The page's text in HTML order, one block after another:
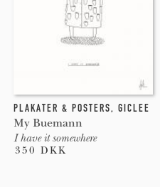
PLAKATER & POSTERS, GICLEE
My Buemann
I have it somewhere
350 DKK